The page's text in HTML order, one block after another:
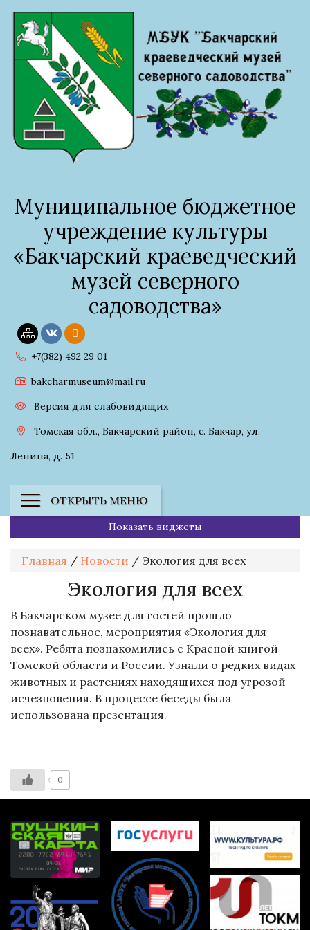
Муниципальное бюджетное
учреждение культуры
«Бакчарский краеведческий
музей северного
садоводства»
+7(382) 492 29 01
bakcharmuseum@mail.ru
Версия для слабовидящих
Томская обл., Бакчарский район, с. Бакчар, ул.
Ленина, д. 51
ОТКРЫТЬ МЕНЮ
Показать виджеты
Главная / Новости / Экология для всех
Экология для всех
В Бакчарском музее для гостей прошло
познавательное, мероприятия «Экология для
всех». Ребята познакомились с Красной книгой
Томской области и России. Узнали о редких видах
животных и растениях находящихся под угрозой
исчезновения. В процессе беседы была
использована презентация.
0